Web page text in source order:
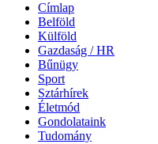
Címlap
Belföld
Külföld
Gazdaság / HR
Bűnügy
Sport
Sztárhírek
Életmód
Gondolataink
Tudomány